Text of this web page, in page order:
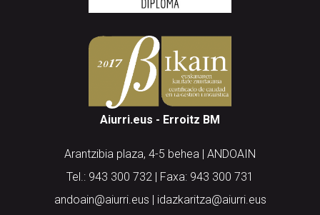
Aiurri.eus - Erroitz BM
Arantzibia plaza, 4-5 behea | ANDOAIN
Tel.: 943 300 732 | Faxa: 943 300 731
andoain@aiurri.eus | idazkaritza@aiurri.eus